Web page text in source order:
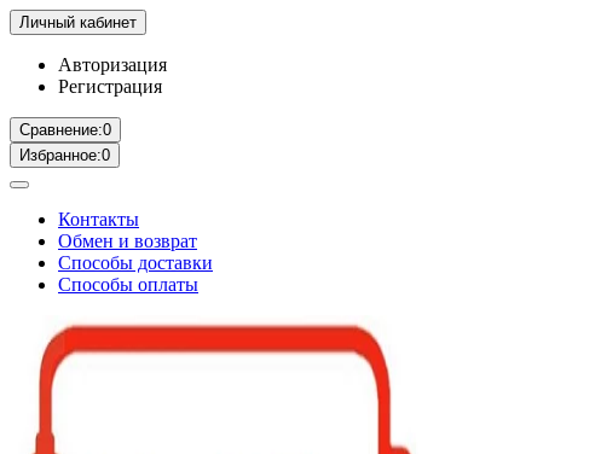
Личный кабинет
Авторизация
Регистрация
Сравнение:0
Избранное:0
Контакты
Обмен и возврат
Способы доставки
Способы оплаты